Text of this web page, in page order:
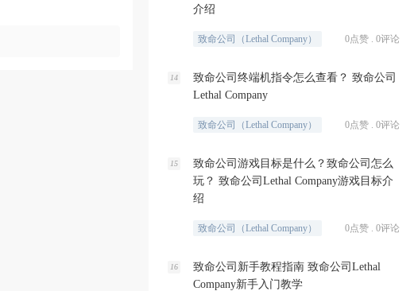
介绍
致命公司（Lethal Company） 0点赞 . 0评论
14
致命公司终端机指令怎么查看？ 致命公司
Lethal Company
致命公司（Lethal Company） 0点赞 . 0评论
15
致命公司游戏目标是什么？致命公司怎么
玩？ 致命公司Lethal Company游戏目标介
绍
致命公司（Lethal Company） 0点赞 . 0评论
16
致命公司新手教程指南 致命公司Lethal
Company新手入门教学